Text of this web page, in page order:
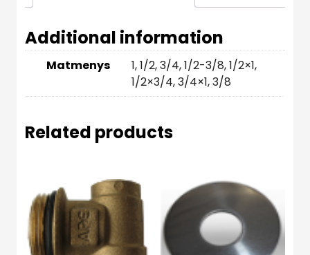
Additional information
Matmenys 1,1/2,3/4,1/2-3/8,1/2×1,
1/2×3/4,3/4×1,3/8
Related products